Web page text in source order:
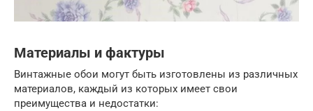
Материалы и фактуры
Винтажные обои могут быть изготовлены из различных
материалов, каждый из которых имеет свои
преимущества и недостатки: